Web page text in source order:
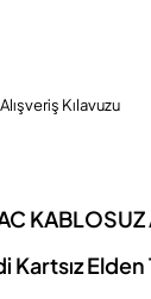
Kılavuzu
Kartsız